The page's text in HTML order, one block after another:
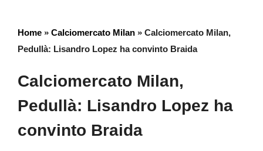
Home » Calciomercato Milan » Calciomercato Milan,
Pedullà: Lisandro Lopez ha convinto Braida
Calciomercato Milan,
Pedullà: Lisandro Lopez ha
convinto Braida